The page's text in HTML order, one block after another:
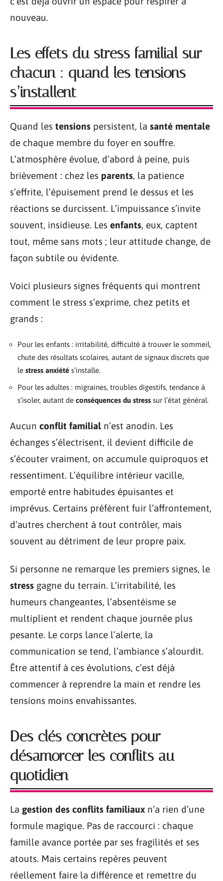
nouveau.
Les effets du stress familial sur
chacun : quand les tensions
s’installent
Quand les tensions persistent, la santé mentale
de chaque membre du foyer en souffre.
L’atmosphère évolue, d’abord à peine, puis
brièvement : chez les parents, la patience
s’effrite, l’épuisement prend le dessus et les
réactions se durcissent. L’impuissance s’invite
souvent, insidieuse. Les enfants, eux, captent
tout, même sans mots ; leur attitude change, de
façon subtile ou évidente.
Voici plusieurs signes fréquents qui montrent
comment le stress s’exprime, chez petits et
grands :
Pour les enfants : irritabilité, difficulté à trouver le sommeil,
chute des résultats scolaires, autant de signaux discrets que
le stress anxiété s’installe.
Pour les adultes : migraines, troubles digestifs, tendance à
s’isoler, autant de conséquences du stress sur l’état général.
Aucun conflit familial n’est anodin. Les
échanges s’électrisent, il devient difficile de
s’écouter vraiment, on accumule quiproquos et
ressentiment. L’équilibre intérieur vacille,
emporté entre habitudes épuisantes et
imprévus. Certains préfèrent fuir l’affrontement,
d’autres cherchent à tout contrôler, mais
souvent au détriment de leur propre paix.
Si personne ne remarque les premiers signes, le
stress gagne du terrain. L’irritabilité, les
humeurs changeantes, l’absentéisme se
multiplient et rendent chaque journée plus
pesante. Le corps lance l’alerte, la
communication se tend, l’ambiance s’alourdit.
Être attentif à ces évolutions, c’est déjà
commencer à reprendre la main et rendre les
tensions moins envahissantes.
Des clés concrètes pour
désamorcer les conflits au
quotidien
La gestion des conflits familiaux n’a rien d’une
formule magique. Pas de raccourci : chaque
famille avance portée par ses fragilités et ses
atouts. Mais certains repères peuvent
réellement faire la différence et remettre du